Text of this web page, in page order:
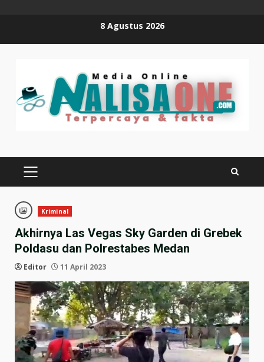
8 Agustus 2026
PRIMARY
Kriminal
Akhirnya Las Vegas Sky Garden di Grebek
Poldasu dan Polrestabes Medan
Editor 11 April 2023